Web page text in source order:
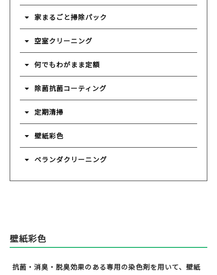
家まるごと掃除パック
空室クリーニング
何でもわがまま定額
除菌抗菌コーティング
定期清掃
壁紙彩色
ベランダクリーニング
壁紙彩色
抗菌・消臭・脱臭効果のある専用の染色剤を用いて、壁紙